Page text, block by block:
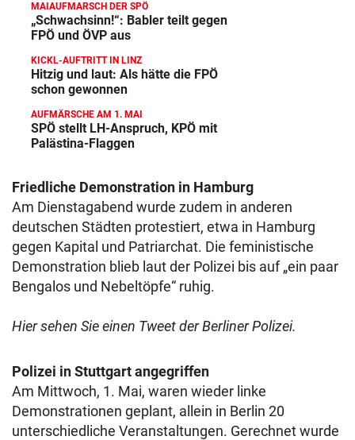
MAIAUFMARSCH DER SPÖ
„Schwachsinn!“: Babler teilt gegen
FPÖ und ÖVP aus
KICKL-AUFTRITT IN LINZ
Hitzig und laut: Als hätte die FPÖ
schon gewonnen
AUFMÄRSCHE AM 1. MAI
SPÖ stellt LH-Anspruch, KPÖ mit
Palästina-Flaggen
Friedliche Demonstration in Hamburg
Am Dienstagabend wurde zudem in anderen
deutschen Städten protestiert, etwa in Hamburg
gegen Kapital und Patriarchat. Die feministische
Demonstration blieb laut der Polizei bis auf „ein paar
Bengalos und Nebeltöpfe“ ruhig.
Hier sehen Sie einen Tweet der Berliner Polizei.
Polizei in Stuttgart angegriffen
Am Mittwoch, 1. Mai, waren wieder linke
Demonstrationen geplant, allein in Berlin 20
unterschiedliche Veranstaltungen. Gerechnet wurde